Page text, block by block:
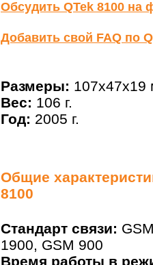
Обсудить QTek 8100 на
Добавить свой FAQ по
Размеры: 107x47x19
Вес: 106 г.
Год: 2005 г.
Общие
8100
Стандарт связи:
1900, GSM 900
Время работы в